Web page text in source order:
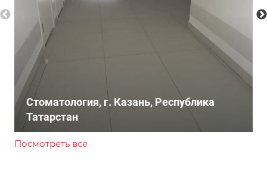
Стоматология, г. Казань, Республика
Татарстан
Посмотреть все